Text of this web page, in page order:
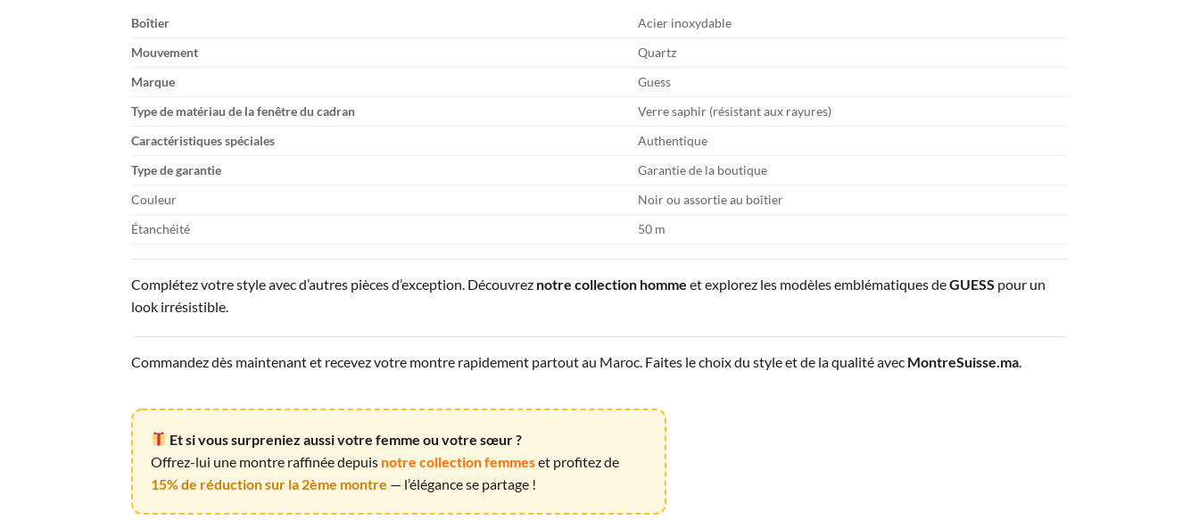
Boîtier
Acier inoxydable
Mouvement
Quartz
Marque
Guess
Type de matériau de la fenêtre du cadran
Verre saphir (résistant aux rayures)
Caractéristiques spéciales
Authentique
Type de garantie
Garantie de la boutique
Couleur
Noir ou assortie au boîtier
Étanchéité
50 m
Complétez votre style avec d’autres pièces d’exception. Découvrez notre collection homme et explorez les modèles emblématiques deGUESS pour un
look irrésistible.
Commandez dès maintenant et recevez votre montre rapidement partout au Maroc. Faites le choix du style et de la qualité avec MontreSuisse.ma.
Et si vous surpreniez aussi votre femme ou votre sœur ?
Offrez-lui une montre raffinée depuis notre collection femmeset profitez de
15% de réduction sur la 2ème montre — l’élégance se partage !